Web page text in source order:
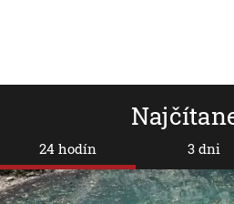
24 hodín 3 dni